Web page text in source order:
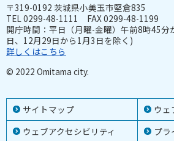
サイトマップ
ウ
ウェブアクセシビリティ
プラ
〒319-0192 茨城県小美玉市堅倉835
TEL 0299-48-1111 FAX 0299-48-1199
開庁時間：平日（月曜-金曜）午前8時45分
日、12月29日から1月3日を除く)
詳しくはこちら
© 2022 Omitama city.